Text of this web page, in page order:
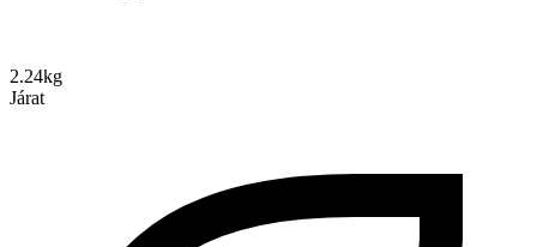
2.24kg
Járat